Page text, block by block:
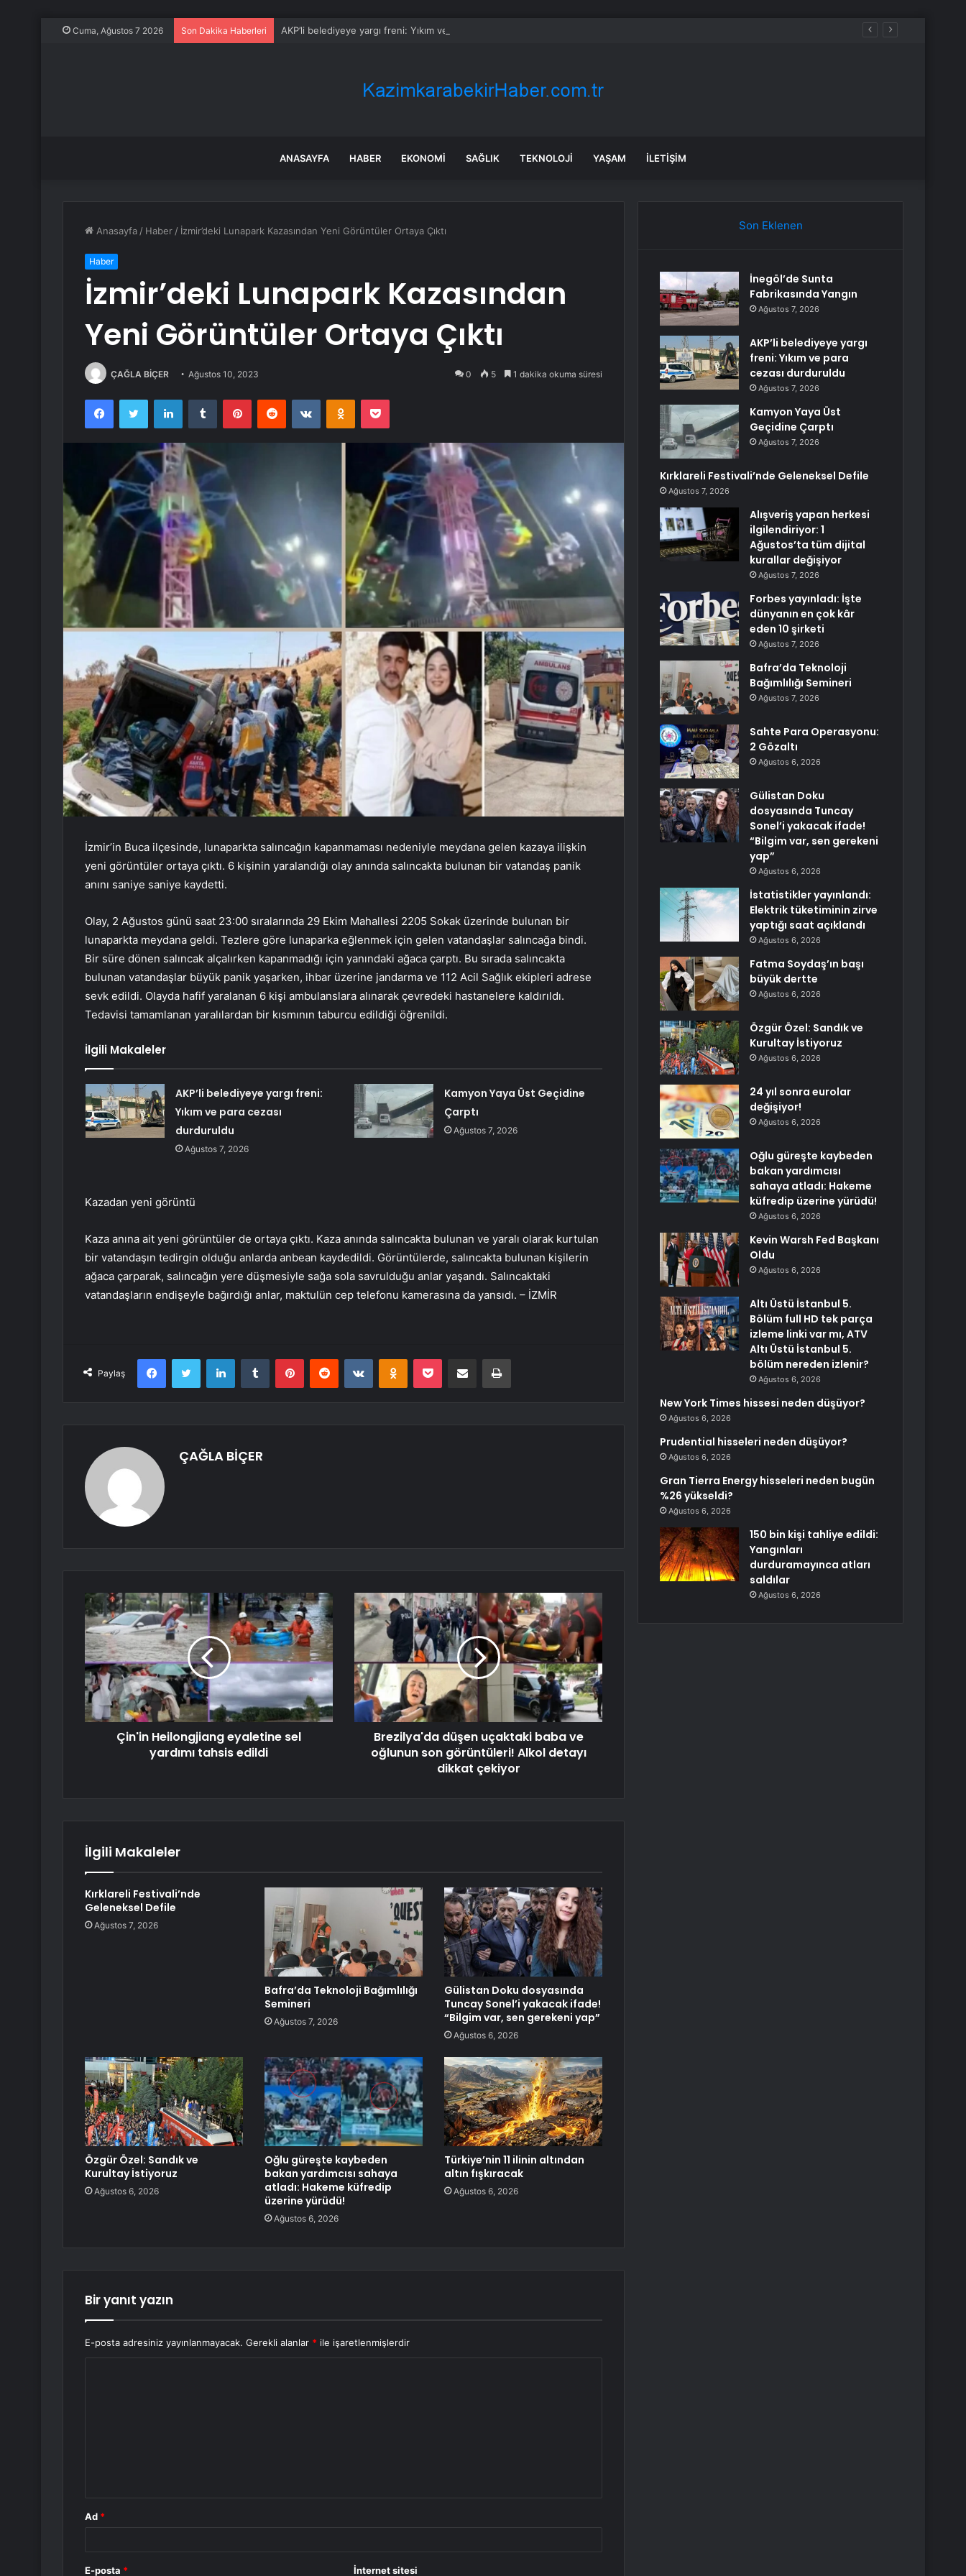
Cuma, Ağustos 7 2026 Son Dakika Haberleri AKP’li belediyeye yargı freni: Yıkım ve para cezası durduruldu
ANASAYFA HABER EKONOMI SAĞLIK TEKNOLOJI YAŞAM İLETIŞIM
Anasayfa / Haber / İzmir’deki Lunapark Kazasından Yeni Görüntüler Ortaya Çıktı
Haber
İzmir’deki Lunapark Kazasından
Yeni Görüntüler Ortaya Çıktı
ÇAĞLA BİÇER Ağustos 10, 2023 0 5 1 dakika okuma süresi
FacebookTwitter LinkedInTumblr PinterestReddit VKontakteOdnoklassniki
Pocket
İzmir’in Buca ilçesinde, lunaparkta salıncağın kapanmaması nedeniyle meydana gelen kazaya ilişkin
yeni görüntüler ortaya çıktı. 6 kişinin yaralandığı olay anında salıncakta bulunan bir vatandaş panik
anını saniye saniye kaydetti.
Olay, 2 Ağustos günü saat 23:00 sıralarında 29 Ekim Mahallesi 2205 Sokak üzerinde bulunan bir
lunaparkta meydana geldi. Tezlere göre lunaparka eğlenmek için gelen vatandaşlar salıncağa bindi.
Bir süre dönen salıncak alçalırken kapanmadığı için yanındaki ağaca çarptı. Bu sırada salıncakta
bulunan vatandaşlar büyük panik yaşarken, ihbar üzerine jandarma ve 112 Acil Sağlık ekipleri adrese
sevk edildi. Olayda hafif yaralanan 6 kişi ambulanslara alınarak çevredeki hastanelere kaldırıldı.
Tedavisi tamamlanan yaralılardan bir kısmının taburcu edildiği öğrenildi.
İlgili Makaleler
AKP’li belediyeye yargı freni:
Yıkım ve para cezası
durduruldu
Ağustos 7, 2026
Kamyon Yaya Üst Geçidine
Çarptı
Ağustos 7, 2026
Kazadan yeni görüntü
Kaza anına ait yeni görüntüler de ortaya çıktı. Kaza anında salıncakta bulunan ve yaralı olarak kurtulan
bir vatandaşın tedirgin olduğu anlarda anbean kaydedildi. Görüntülerde, salıncakta bulunan kişilerin
ağaca çarparak, salıncağın yere düşmesiyle sağa sola savrulduğu anlar yaşandı. Salıncaktaki
vatandaşların endişeyle bağırdığı anlar, maktulün cep telefonu kamerasına da yansıdı. – İZMİR
Paylaş
FacebookTwitter LinkedInTumblr PinterestReddit VKontakteOdnoklassniki
Pocket E-Posta ile paylaş Yazdır
ÇAĞLA BİÇER
Çin'in Heilongjiang eyaletine sel
yardımı tahsis edildi
Brezilya'da düşen uçaktaki baba ve
oğlunun son görüntüleri! Alkol detayı
dikkat çekiyor
İlgili Makaleler
Kırklareli Festivali’nde
Geleneksel Defile
Ağustos 7, 2026
Bafra’da Teknoloji Bağımlılığı
Semineri
Ağustos 7, 2026
Gülistan Doku dosyasında
Tuncay Sonel’i yakacak ifade!
“Bilgim var, sen gerekeni yap”
Ağustos 6, 2026
Özgür Özel: Sandık ve
Kurultay İstiyoruz
Ağustos 6, 2026
Oğlu güreşte kaybeden
bakan yardımcısı sahaya
atladı: Hakeme küfredip
üzerine yürüdü!
Ağustos 6, 2026
Türkiye’nin 11 ilinin altından
altın fışkıracak
Ağustos 6, 2026
Bir yanıt yazın
E-posta adresiniz yayınlanmayacak. Gerekli alanlar * ile işaretlenmişlerdir
Ad *
E-posta * İnternet sitesi
Son Eklenen
İnegöl’de Sunta
Fabrikasında Yangın
Ağustos 7, 2026
AKP’li belediyeye yargı
freni: Yıkım ve para
cezası durduruldu
Ağustos 7, 2026
Kamyon Yaya Üst
Geçidine Çarptı
Ağustos 7, 2026
Kırklareli Festivali’nde Geleneksel Defile
Ağustos 7, 2026
Alışveriş yapan herkesi
ilgilendiriyor: 1
Ağustos’ta tüm dijital
kurallar değişiyor
Ağustos 7, 2026
Forbes yayınladı: İşte
dünyanın en çok kâr
eden 10 şirketi
Ağustos 7, 2026
Bafra’da Teknoloji
Bağımlılığı Semineri
Ağustos 7, 2026
Sahte Para Operasyonu:
2 Gözaltı
Ağustos 6, 2026
Gülistan Doku
dosyasında Tuncay
Sonel’i yakacak ifade!
“Bilgim var, sen gerekeni
yap”
Ağustos 6, 2026
İstatistikler yayınlandı:
Elektrik tüketiminin zirve
yaptığı saat açıklandı
Ağustos 6, 2026
Fatma Soydaş’ın başı
büyük dertte
Ağustos 6, 2026
Özgür Özel: Sandık ve
Kurultay İstiyoruz
Ağustos 6, 2026
24 yıl sonra eurolar
değişiyor!
Ağustos 6, 2026
Oğlu güreşte kaybeden
bakan yardımcısı
sahaya atladı: Hakeme
küfredip üzerine yürüdü!
Ağustos 6, 2026
Kevin Warsh Fed Başkanı
Oldu
Ağustos 6, 2026
Altı Üstü İstanbul 5.
Bölüm full HD tek parça
izleme linki var mı, ATV
Altı Üstü İstanbul 5.
bölüm nereden izlenir?
Ağustos 6, 2026
New York Times hissesi neden düşüyor?
Ağustos 6, 2026
Prudential hisseleri neden düşüyor?
Ağustos 6, 2026
Gran Tierra Energy hisseleri neden bugün
%26 yükseldi?
Ağustos 6, 2026
150 bin kişi tahliye edildi:
Yangınları
durduramayınca atları
saldılar
Ağustos 6, 2026